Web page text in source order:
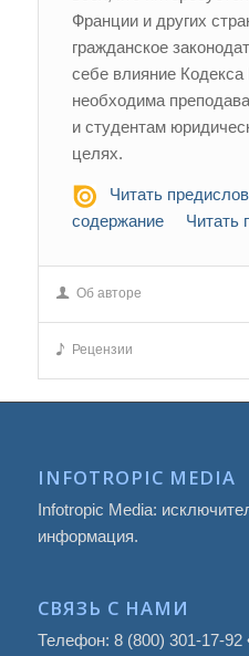
Франции и других
гражданское
себе влияние
необходима
и студентам
целях.
Читать
содержание
Читать
Об авторе
Рецензии
INFOTROPIC MEDIA
Infotropic Media:
информация.
СВЯЗЬ С НАМИ
Телефон: 8 (800) 301-17-92